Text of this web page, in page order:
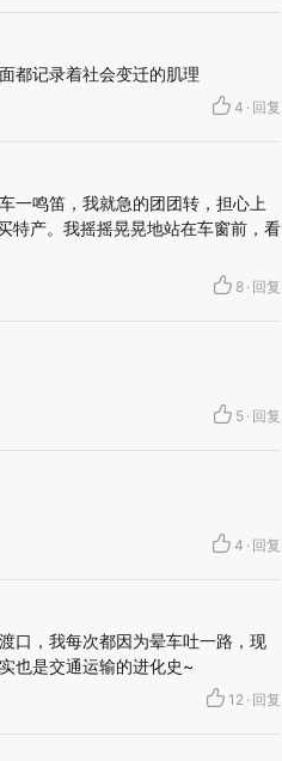
都记录着社会变迁的肌理
4 · 回复
一鸣笛，我就急的团团转，担心上
特产。我摇摇晃晃地站在车窗前，看
8 · 回复
5 · 回复
4 · 回复
口，我每次都因为晕车吐一路，现
也是交通运输的进化史~
12 · 回复